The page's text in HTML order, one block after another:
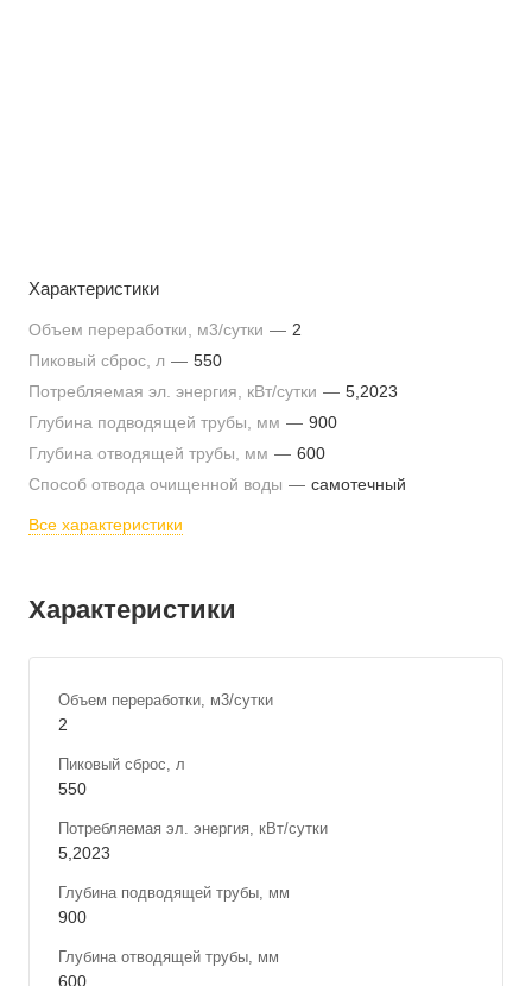
Характеристики
Объем переработки, м3/сутки — 2
Пиковый сброс, л — 550
Потребляемая эл. энергия, кВт/сутки — 5,2023
Глубина подводящей трубы, мм — 900
Глубина отводящей трубы, мм — 600
Способ отвода очищенной воды — самотечный
Все характеристики
Характеристики
Объем переработки, м3/сутки
2
Пиковый сброс, л
550
Потребляемая эл. энергия, кВт/сутки
5,2023
Глубина подводящей трубы, мм
900
Глубина отводящей трубы, мм
600